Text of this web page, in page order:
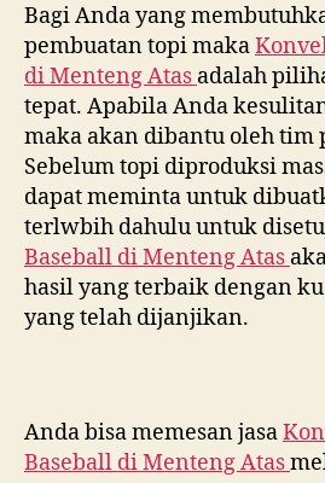
Bagi Anda yang
pembuatan topi maka
diMenteng Atas adalah
tepat. Apabila Anda
maka akan dibantu oleh tim
Sebelum topi diproduksi
dapat meminta untuk
terlwbih dahulu untuk
Baseball diMenteng Atas
hasil yang terbaik dengan
yang telah dijanjikan.
Anda bisa memesan jasa
Baseball diMenteng Atas